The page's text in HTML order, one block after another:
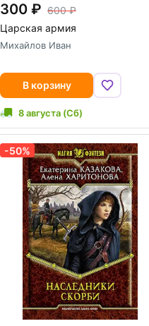
300
600
Царская армия
Михайлов Иван
В корзину
8 августа (Сб)
-50%